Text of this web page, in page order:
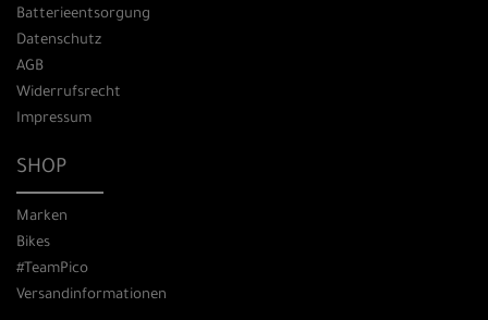
Batterieentsorgung
Datenschutz
AGB
Widerrufsrecht
Impressum
SHOP
Marken
Bikes
#TeamPico
Versandinformationen